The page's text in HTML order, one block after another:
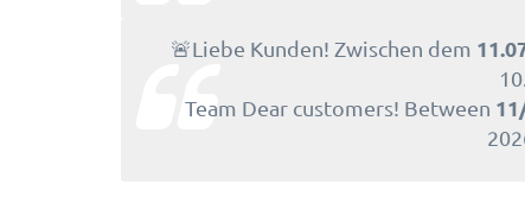
🚨Liebe Kunden! Zwischen dem
Team Dear customers! Between